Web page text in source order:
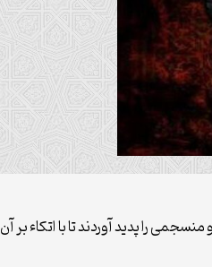
را پدید آوردند تا با اتکاء بر آن